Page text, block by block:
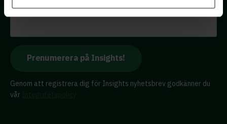
Genom att registrera dig för Insights nyhetsbrev godkänner du
vår